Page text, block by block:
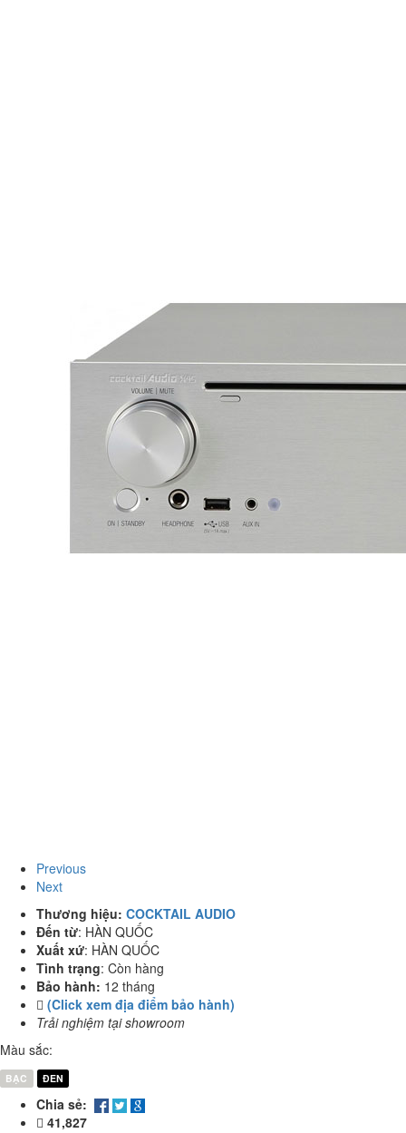
Previous
Next
Thương hiệu: COCKTAIL AUDIO
Đến từ: HÀN QUỐC
Xuất xứ: HÀN QUỐC
Tình trạng: Còn hàng
Bảo hành: 12 tháng
(Click xem địa điểm bảo hành)
Trải nghiệm tại showroom
Màu sắc:
BẠC ĐEN
Chia sẻ:
41,827